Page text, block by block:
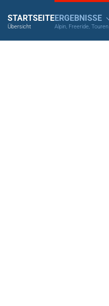
STARTSEITE
Übersicht
ERGEBNISSE
Alpin, Freeride, Touren